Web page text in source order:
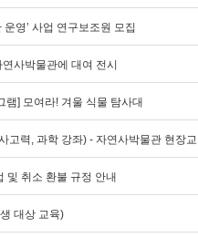
영’ 사업 연구보조원 모집
사박물관에 대여 전시
램] 모여라! 겨울 식물 탐사대
고력, 과학 강좌) - 자연사박물관 현장
및 취소 환불 규정 안내
대상 교육)